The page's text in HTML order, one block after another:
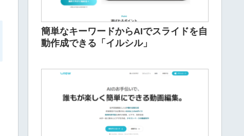
簡単なキーワードからAIでスライドを自
動作成できる「イルシル」